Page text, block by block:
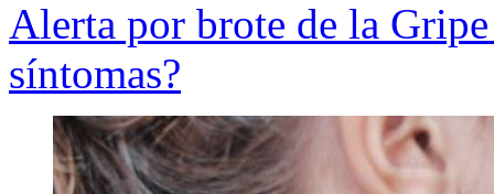
Alerta por brote de la
síntomas?